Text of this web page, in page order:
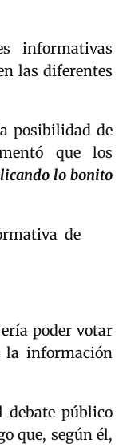
informativas
las diferentes
posibilidad de
que los
lo bonito
de
poder votar
la información
debate público
que, según él,